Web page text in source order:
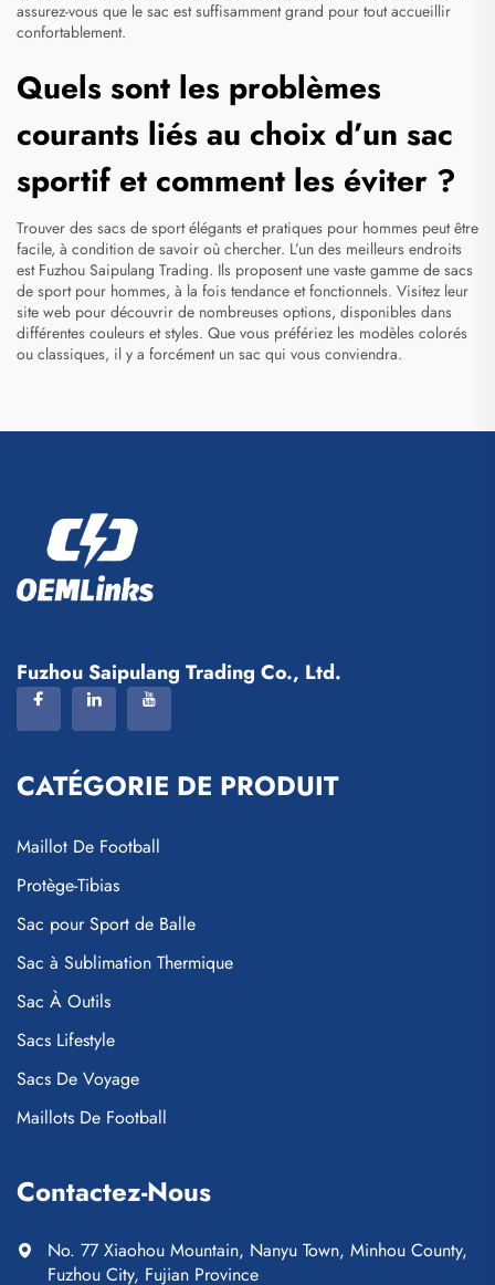
assurez-vous que le sac est suffisamment grand pour tout accueillir
confortablement.
Quels sont les problèmes
courants liés au choix d’un sac
sportif et comment les éviter ?
Trouver des sacs de sport élégants et pratiques pour hommes peut être
facile, à condition de savoir où chercher. L’un des meilleurs endroits
est Fuzhou Saipulang Trading. Ils proposent une vaste gamme de sacs
de sport pour hommes, à la fois tendance et fonctionnels. Visitez leur
site web pour découvrir de nombreuses options, disponibles dans
différentes couleurs et styles. Que vous préfériez les modèles colorés
ou classiques, il y a forcément un sac qui vous conviendra.
Fuzhou Saipulang Trading Co., Ltd.
CATÉGORIE DE PRODUIT
Maillot De Football
Protège-Tibias
Sac pour Sport de Balle
Sac à Sublimation Thermique
Sac À Outils
Sacs Lifestyle
Sacs De Voyage
Maillots De Football
Contactez-Nous
No. 77 Xiaohou Mountain, Nanyu Town, Minhou County,
Fuzhou City, Fujian Province